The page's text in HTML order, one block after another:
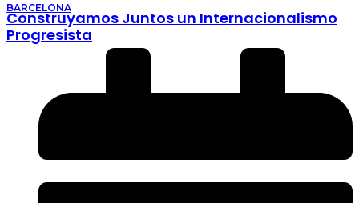
BARCELONA
Construyamos Juntos un Internacionalismo
Progresista